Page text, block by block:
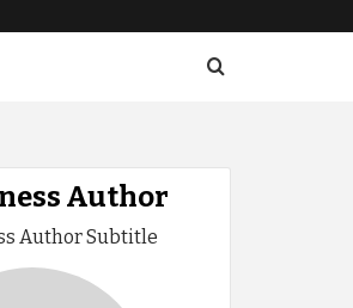
Author
Author Subtitle